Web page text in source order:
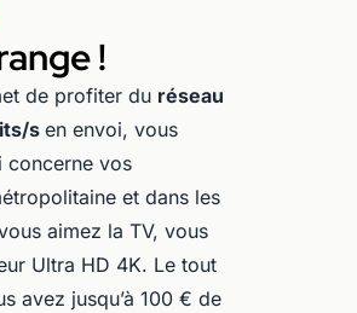
!
de profiter du réseau
sen envoi, vous
concerne vos
et dans les
aimez la TV, vous
Ultra HD 4K. Le tout
avez jusqu’à 100 € de